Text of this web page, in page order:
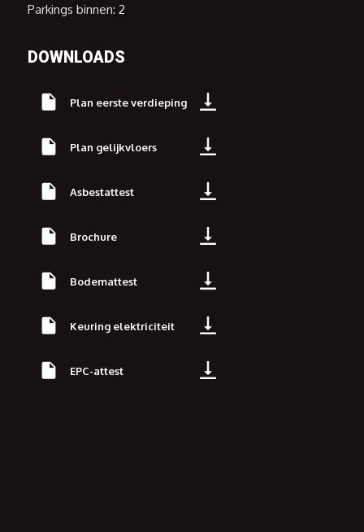
Parkings binnen: 2
DOWNLOADS
Plan eerste verdieping
Plan gelijkvloers
Asbestattest
Brochure
Bodemattest
Keuring elektriciteit
EPC-attest